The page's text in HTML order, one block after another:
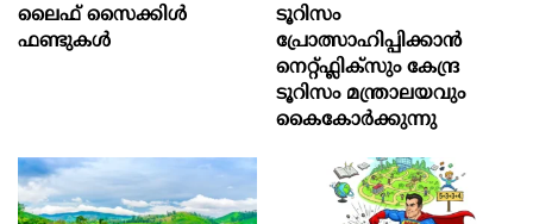
ലൈഫ് സൈക്കിൾ
ഫണ്ടുകൾ
ടൂറിസം
പ്രോത്സാഹിപ്പിക്കാന്‍
നെറ്റ്ഫ്ലിക്സും കേന്ദ്ര
ടൂറിസം മന്ത്രാലയവും
കൈകോര്‍ക്കുന്നു